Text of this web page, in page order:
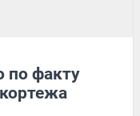
по факту